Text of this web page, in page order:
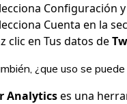
Configuración
Cuenta en la
clic en Tus datos de
¿que uso se
Analyticses una